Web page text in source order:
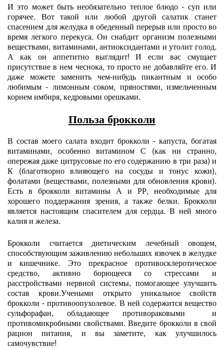
И это может быть необязательно теплое блюдо - суп или
горячее. Вот такой или любой другой салатик станет
спасением для желудка в обеденный перерыв или просто во
время легкого перекуса. Он снабдит организм полезными
веществами, витаминами, антиоксидантами и утолит голод.
А как он аппетитно выглядит! И если вас смущает
присутствие в нем чеснока, то просто не добавляйте его. И
даже можете заменить чем-нибудь пикантным и особо
любимым - лимонным соком, пряностями, измельченным
корнем имбиря, кедровыми орешками.
Польза брокколи
В состав моего салата входит брокколи - капуста, богатая
витаминами, особенно витамином С (как ни странно,
опережая даже цитрусовые по его содержанию в три раза) и
К (благотворно влияющего на сосуды и тонус кожи),
фолатами (веществами, полезными для обновления крови).
Есть в брокколи витамины А и РР, необходимые для
хорошего поддержания зрения, а также белки. Брокколи
является настоящим спасителем для сердца. В ней много
калия и железа.
Брокколи считается диетическим лечебный овощем,
способствующим заживлению небольших язвочек в желудке
и кишечнике. Это прекрасное противосклеротическое
средство, активно борющееся со стрессами и
расстройствами нервной системы, помогающее улучшить
состав крови.Учеными открыто уникальное свойств
брокколи - противоопухолевое. В ней содержится вещество
сульфорафан, обладающее противораковыми и
противомикробными свойствами. Введите брокколи в свой
рацион питания, и вы заметите, как улучшилось
самочувствие!